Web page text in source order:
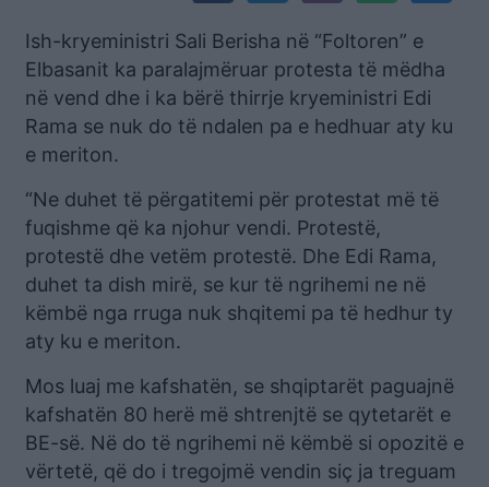
Ish-kryeministri Sali Berisha në “Foltoren” e
Elbasanit ka paralajmëruar protesta të mëdha
në vend dhe i ka bërë thirrje kryeministri Edi
Rama se nuk do të ndalen pa e hedhuar aty ku
e meriton.
“Ne duhet të përgatitemi për protestat më të
fuqishme që ka njohur vendi. Protestë,
protestë dhe vetëm protestë. Dhe Edi Rama,
duhet ta dish mirë, se kur të ngrihemi ne në
këmbë nga rruga nuk shqitemi pa të hedhur ty
aty ku e meriton.
Mos luaj me kafshatën, se shqiptarët paguajnë
kafshatën 80 herë më shtrenjtë se qytetarët e
BE-së. Në do të ngrihemi në këmbë si opozitë e
vërtetë, që do i tregojmë vendin siç ja treguam